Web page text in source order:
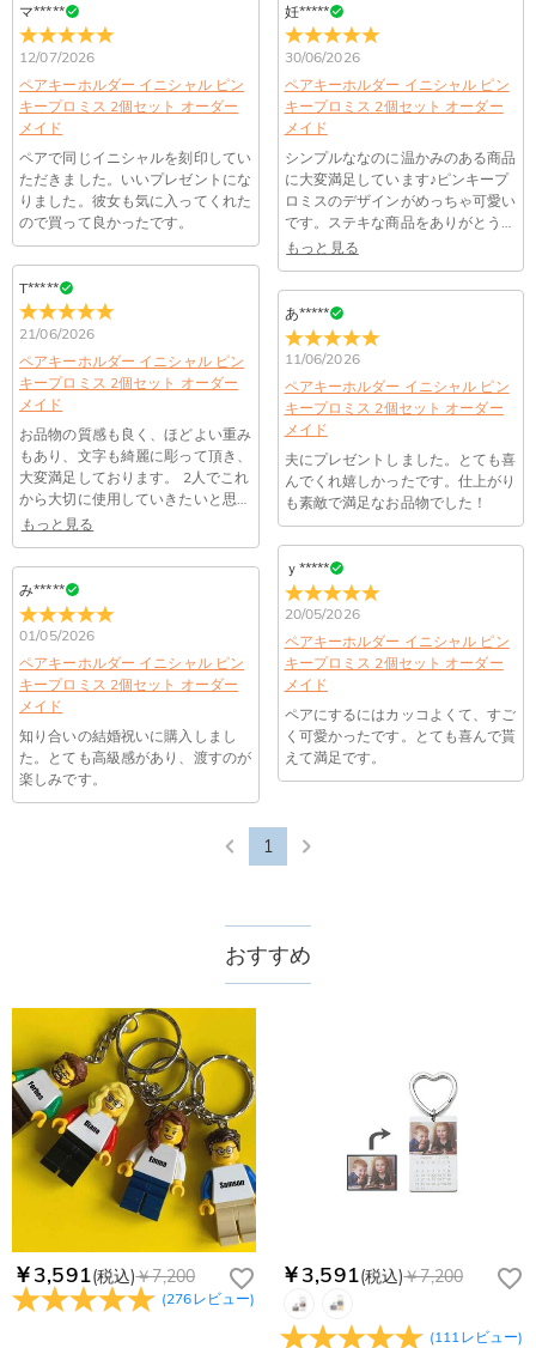
マ*****
12/07/2026
ペアキーホルダー イニシャル ピン
キープロミス 2個セット オーダー
メイド
ペアで同じイニシャルを刻印してい
ただきました。いいプレゼントにな
りました。彼女も気に入ってくれた
ので買って良かったです。
T*****
21/06/2026
ペアキーホルダー イニシャル ピン
キープロミス 2個セット オーダー
メイド
お品物の質感も良く、ほどよい重み
もあり、文字も綺麗に彫って頂き、
大変満足しております。 2人でこれ
から大切に使用していきたいと思い
ます！
もっと見る
み*****
01/05/2026
ペアキーホルダー イニシャル ピン
キープロミス 2個セット オーダー
メイド
知り合いの結婚祝いに購入しまし
た。とても高級感があり、渡すのが
楽しみです。
妊*****
30/06/2026
ペアキーホルダー イニシャル ピン
キープロミス 2個セット オーダー
メイド
シンプルななのに温かみのある商品
に大変満足しています♪ピンキープ
ロミスのデザインがめっちゃ可愛い
です。ステキな商品をありがとうご
ざいました(*^^*)
もっと見る
あ*****
11/06/2026
ペアキーホルダー イニシャル ピン
キープロミス 2個セット オーダー
メイド
夫にプレゼントしました。とても喜
んでくれ嬉しかったです。仕上がり
も素敵で満足なお品物でした！
ｙ*****
20/05/2026
ペアキーホルダー イニシャル ピン
キープロミス 2個セット オーダー
メイド
ペアにするにはカッコよくて、すご
く可愛かったです。とても喜んで貰
えて満足です。
1
ます。
いいえ、肌を緑色に変色させたのは真鍮や銅が含まれた製品で
す。Drawelryの製品は18Kゴールドコーティング5回も施し、
品質は国際検証機関SGSによって検証されています。
配送＆返品について
送料はいくらですか？
円で、11,700円以上で無料になります。速達配送は送料が
4,680円になります。ご注文金額が25,200以上なら速達配送も
無料となります。（一部離島や遠方へご発送の場合、中継料が
別途加算されます。）
注文した商品はいつ届きますか？
納期=製作作業時間+配送時間 受注製作品のため、ご入金を確
認してから制作となります。大量生産品ではなく、一つ一つ手
でお作りしており、予定作業時間は商品ページに記載しており
ます。そしてご購入の際にお選び頂いた「配送方法」の選択に
よって、お届け日数が異なります。詳細は
確認ください。.
商品に納品書などの明細書は同梱されますか？
ご注文の納品書・領収書といった明細書は商品に同梱しており
ません。領収書発行をご希望の場合は、ご注文明細をメールに
てご確認ください。
商品を海外へ直接発送することは可能でしょうか。
はい、対応可能です。海外配送をご希望の場合は、カスタマー
サポートまで詳しい海外配送先情報をお送りください。配送先
の国・地域によって送料が異なります。また、海外配送の際は
受取人様に関税が発生する場合がございます。
返品・交換はできますか？
お客様が商品受け取り後、60日以内の未使用品の返品は可能で
す。受注生産品のため、返品は50%の返品手数料(材料費)が発
生致します。詳細は
キャンセル/返品についてまでご確認くだ
さい。.
注文＆支払いについて
注文後に注文の内容を変更できますか？
もし注文確認メールをご確認後、注文内容に間違いでもありま
したら、至急カスタマーサポート【Eメール：
service@drawelry.jp】までご連絡ください。ご連絡頂く時に注
文番号もお送りください。
Drawelryからのメールが届きません。
Drawelryからのメールが届いていない場合、次の可能性が考え
られます。原因①迷惑メールフォルダに移動されている。解決
策：迷惑メールフォルダに届いているDrawelryからのメールを
迷惑メールでないよう操作して、service@drawelry.jp からの
メールが正しく届くように、迷惑メールフィルターの設定を変
更してください。原因②通信状態などによりメールの到着が遅
れている。解決策：数時間たっても届かない場合は、今後お送
りするメールも遅れる可能性がありますので、別のメールアド
レスからお名前とご住所を記載したメールを
service@drawelry.jp へ送信してください。原因③メールアド
レスの入力に誤りがある。解決策：お名前とご住所を記載した
メールを service@drawelry.jp へ送信してください。
支払方法は何がありますか？
お支払い方法は、クレジットカード、コンビニ前払い、
Paypal、ApplePay、GooglePayからお選びいただけます。
コンビニ前払いのお支払い期限はいつまででしょう
か
コンビニ前払いのお支払い期限はご注文から 6 日間となりま
す。
支払い情報は保護されますか？
お支払い情報は高度なセキュリティで保護されております。お
客様のお支払い情報は当社のサーバーに一切保存されません。
Paypal又はクレジットカート発行会社によって処理されます。
個人情報は保護されますか？
当社では、個人情報保護を目的としたコンプライアンスに則
り、プライバシーポリシーを定めています。お客様に安心かつ
重に取り扱っています。 詳細は
プライバシーポリシー
おすすめ
￥3,591(税込)￥7,200
(276レビュー)
￥3,591(税込)￥7,200
(111レビュー)